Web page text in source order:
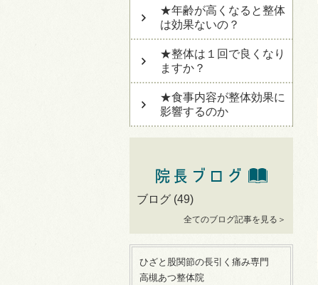
★年齢が高くなると整体
は効果ないの？
★整体は１回で良くなり
ますか？
★食事内容が整体効果に
影響するのか
ブログ (49)
全てのブログ記事を見る＞
ひざと股関節の長引く痛み専門
高槻あつ整体院